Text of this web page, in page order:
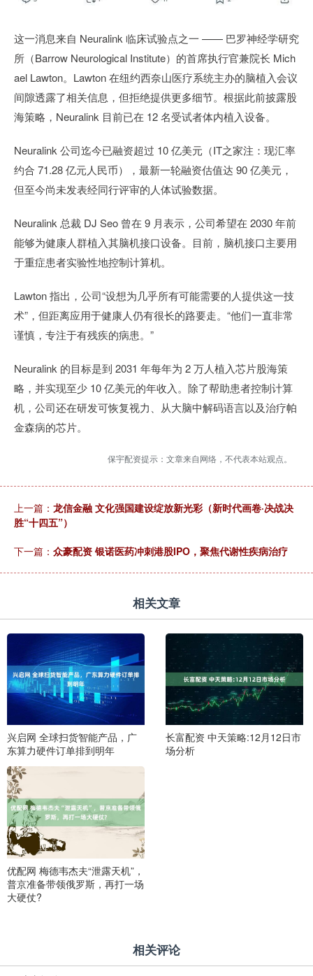
这一消息来自 Neuralink 临床试验点之一 —— 巴罗神经学研究
所（Barrow Neurological Institute）的首席执行官兼院长 Mich
ael Lawton。Lawton 在纽约西奈山医疗系统主办的脑植入会议
间隙透露了相关信息，但拒绝提供更多细节。根据此前披露股
海策略，Neuralink 目前已在 12 名受试者体内植入设备。
Neuralink 公司迄今已融资超过 10 亿美元（IT之家注：现汇率
约合 71.28 亿元人民币），最新一轮融资估值达 90 亿美元，
但至今尚未发表经同行评审的人体试验数据。
Neuralink 总裁 DJ Seo 曾在 9 月表示，公司希望在 2030 年前
能够为健康人群植入其脑机接口设备。目前，脑机接口主要用
于重症患者实验性地控制计算机。
Lawton 指出，公司“设想为几乎所有可能需要的人提供这一技
术”，但距离应用于健康人仍有很长的路要走。“他们一直非常
谨慎，专注于有残疾的病患。”
Neuralink 的目标是到 2031 年每年为 2 万人植入芯片股海策
略，并实现至少 10 亿美元的年收入。除了帮助患者控制计算
机，公司还在研发可恢复视力、从大脑中解码语言以及治疗帕
金森病的芯片。
保宇配资提示：文章来自网络，不代表本站观点。
上一篇： 龙信金融 文化强国建设绽放新光彩（新时代画卷·决战决
胜“十四五”）
下一篇： 众豪配资 银诺医药冲刺港股IPO，聚焦代谢性疾病治疗
相关文章
兴启网 全球扫货智能产品，广
东算力硬件订单排到明年
长富配资 中天策略:12月12日市
场分析
优配网 梅德韦杰夫“泄露天机”，
普京准备带领俄罗斯，再打一场
大硬仗?
相关评论